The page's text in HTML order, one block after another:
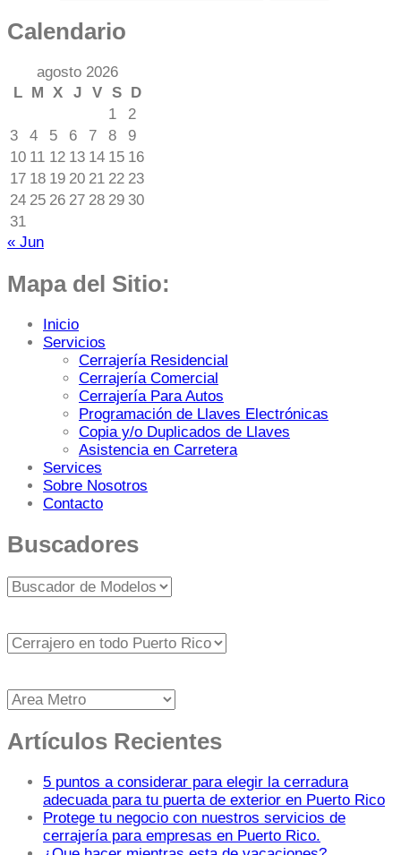
Calendario
agosto 2026
L
M X J V S
D
1
2
3
4 5 6 7 8
9
10 11 12 13 14 15 16
17 18 19 20 21 22 23
24 25 26 27 28 29 30
31
« Jun
Mapa del Sitio:
Inicio
Servicios
Cerrajería Residencial
Cerrajería Comercial
Cerrajería Para Autos
Programación de Llaves Electrónicas
Copia y/o Duplicados de Llaves
Asistencia en Carretera
Services
Sobre Nosotros
Contacto
Buscadores
Artículos Recientes
5 puntos a considerar para elegir la cerradura
adecuada para tu puerta de exterior en Puerto Rico
Protege tu negocio con nuestros servicios de
cerrajería para empresas en Puerto Rico.